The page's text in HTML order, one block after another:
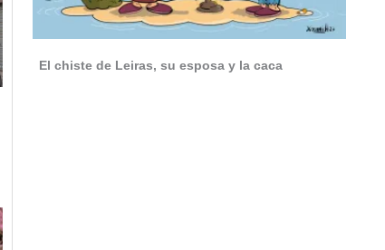
El chiste de Leiras, su esposa y la caca